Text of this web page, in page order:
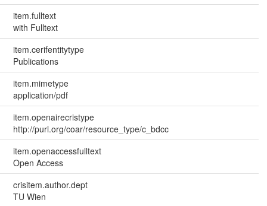
item.fulltext
with Fulltext
item.cerifentitytype
Publications
item.mimetype
application/pdf
item.openairecristype
http://purl.org/coar/resource_type/c_bdcc
item.openaccessfulltext
Open Access
crisitem.author.dept
TU Wien